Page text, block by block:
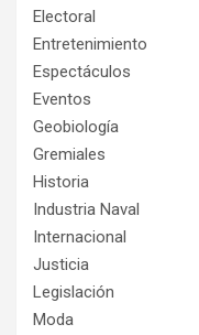
Electoral
Entretenimiento
Espectáculos
Eventos
Geobiología
Gremiales
Historia
Industria Naval
Internacional
Justicia
Legislación
Moda